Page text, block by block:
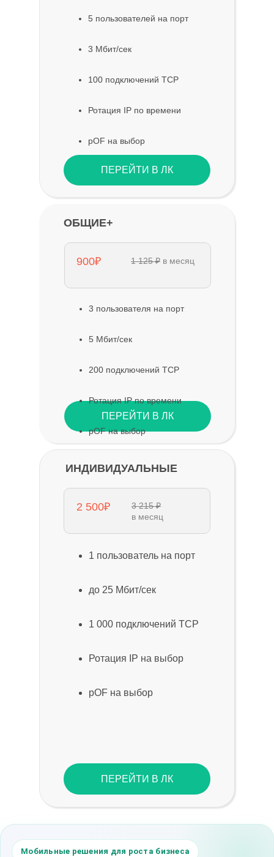
ИНДИВИДУАЛЬНЫЕ
ОБЩИЕ+
5 пользователей на порт
3 Мбит/сек
100 подключений TCP
Ротация IP по времени
pOF на выбор
ПЕРЕЙТИ В ЛК
ПЕРЕЙТИ В ЛК
ПЕРЕЙТИ В ЛК
3 пользователя на порт
5 Мбит/сек
200 подключений TCP
Ротация IP по времени
pOF на выбор
1 пользователь на порт
до 25 Мбит/сек
1 000 подключений TCP
Ротация IP на выбор
pOF на выбор
900₽
2 500₽
1 125 ₽ в месяц
3 215 ₽
в месяц
Мобильные решения для роста бизнеса